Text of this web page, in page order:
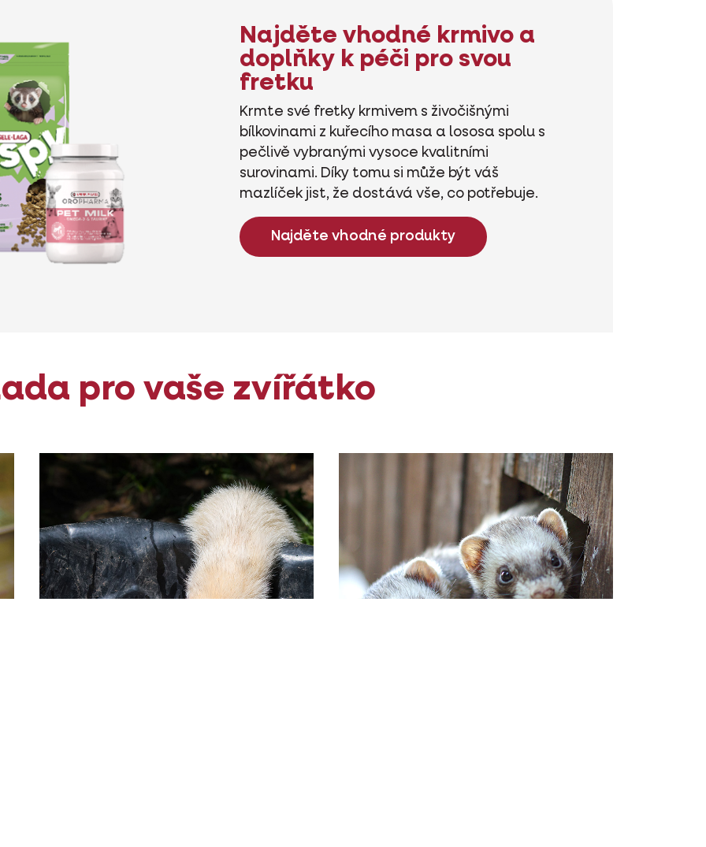
Najděte vhodné krmivo a
doplňky k péči pro svou
fretku
Krmte své fretky krmivem s živočišnými
bílkovinami z kuřecího masa a lososa spolu s
pečlivě vybranými vysoce kvalitními
surovinami. Díky tomu si může být váš
mazlíček jist, že dostává vše, co potřebuje.
Najděte vhodné produkty
pro vaše zvířátko